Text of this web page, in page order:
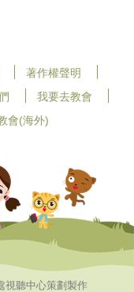
著作權聲明
我要去教會
會(海外)
視聽中心策劃製作